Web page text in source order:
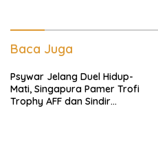
Baca Juga
Psywar Jelang Duel Hidup-
Mati, Singapura Pamer Trofi
Trophy AFF dan Sindir